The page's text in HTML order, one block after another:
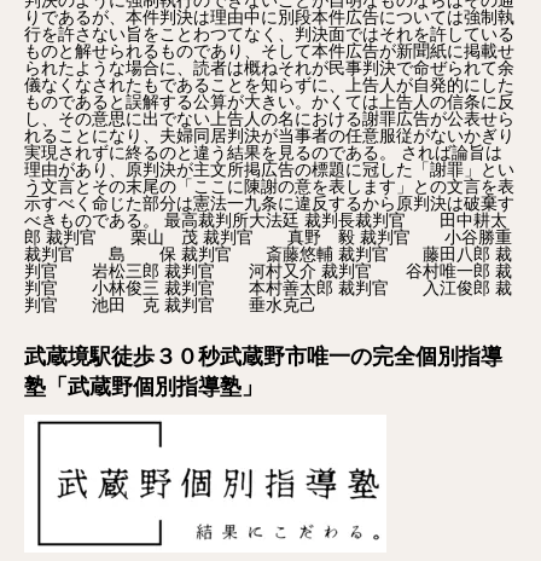
武蔵境駅徒歩３０秒武蔵野市唯一の完全個別指導
塾「武蔵野個別指導塾」